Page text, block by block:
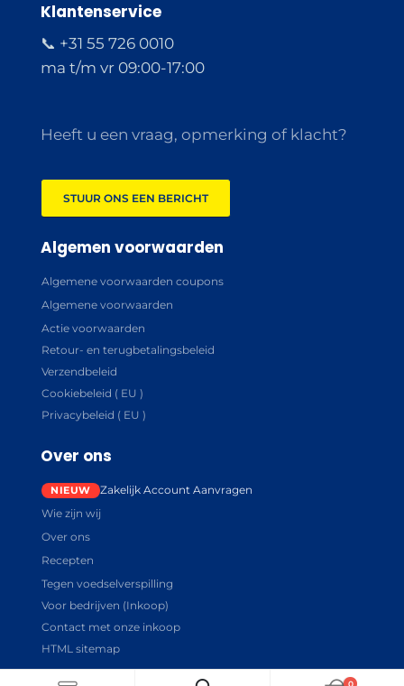
Klantenservice
📞 +31 55 726 0010
ma t/m vr 09:00-17:00
Heeft u een vraag, opmerking of klacht?
STUUR ONS EEN BERICHT
Algemen voorwaarden
Algemene voorwaarden coupons
Algemene voorwaarden
Actie voorwaarden
Retour- en terugbetalingsbeleid
Verzendbeleid
Cookiebeleid ( EU )
Privacybeleid ( EU )
Over ons
Zakelijk Account Aanvragen
Wie zijn wij
Over ons
Recepten
Tegen voedselverspilling
Voor bedrijven (Inkoop)
Contact met onze inkoop
HTML sitemap
0